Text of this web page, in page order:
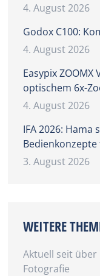
4. August 2026
Godox C100:
4. August 2026
Easypix
optischem 6x-
4. August 2026
IFA 2026: Hama
3. August 2026
WEITERE
Aktuell seit über
Fotografie